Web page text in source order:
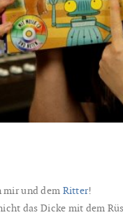
mir und dem Ritter!
das Dicke mit dem